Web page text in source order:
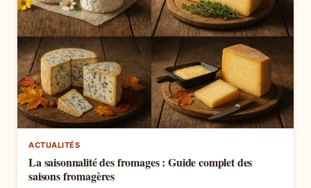
ACTUALITÉS
La saisonnalité des fromages : Guide complet des
saisons fromagères